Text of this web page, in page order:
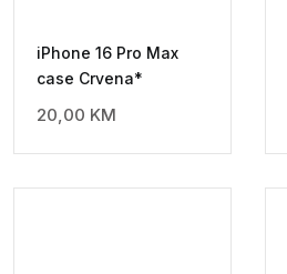
iPhone 16 Pro Max
case Crvena*
20,00 KM